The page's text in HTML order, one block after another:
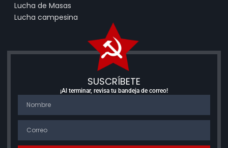
Lucha de Masas
Lucha campesina
SUSCRÍBETE
¡Al terminar, revisa tu bandeja de correo!